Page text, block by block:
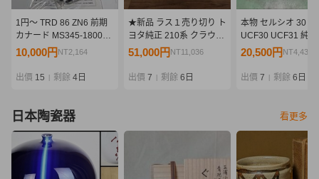
1円～ TRD 86 ZN6 前期
カナード MS345-18004
未使用
10,000円 NT2,164
出價 15 剩餘 4日
★新品 ラス１売り切り ト
ヨタ純正 210系 クラウン
マジェスタ モデリスタ フ
リップ バンパー 素地
51,000円 NT11,036
出價 7 剩餘 6日
本物 セルシオ 30 後
UCF30 UCF31 純
ションフロント バ
スポイラー エアロ
20,500円 NT4,436
出價 7 剩餘 6日
日本陶瓷器 看更多